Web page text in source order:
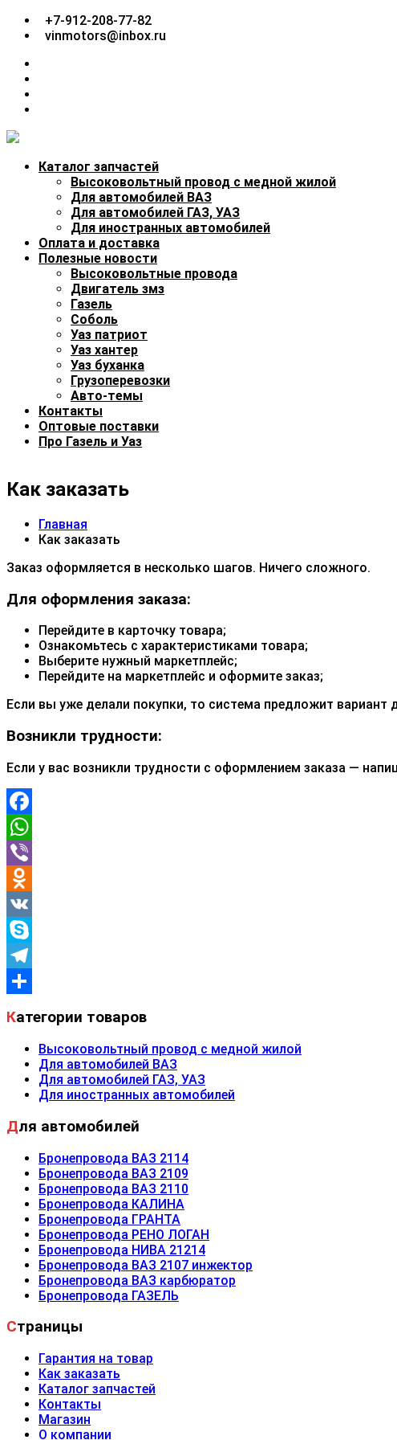
Перейти+7-912-208-77-82
vinmotors@inbox.ru
Каталог запчастей
Высоковольтный провод с медной жилой
Для автомобилей ВАЗ
Для автомобилей ГАЗ, УАЗ
Для иностранных автомобилей
Оплата и доставка
Полезные новости
Высоковольтные провода
Двигатель змз
Газель
Соболь
Уаз патриот
Уаз хантер
Уаз буханка
Грузоперевозки
Авто-темы
Контакты
Оптовые поставки
Про Газель и Уаз
Как заказать
Главная
Как заказать
Заказ оформляется в несколько шагов. Ничего сложного.
Для оформления заказа:
Перейдите в карточку товара;
Ознакомьтесь с характеристиками товара;
Выберите нужный маркетплейс;
Перейдите на маркетплейс и оформите заказ;
Если вы уже делали покупки, то система предложит
Возникли трудности:
Если у вас возникли трудности с оформлением заказа —
Facebook
WhatsApp
Viber
Odnoklassniki
VK
Skype
Telegram
Категории товаров
Высоковольтный провод с медной жилой
Для автомобилей ВАЗ
Для автомобилей ГАЗ, УАЗ
Для иностранных автомобилей
Для автомобилей
Бронепровода ВАЗ 2114
Бронепровода ВАЗ 2109
Бронепровода ВАЗ 2110
Бронепровода КАЛИНА
Бронепровода ГРАНТА
Бронепровода РЕНО ЛОГАН
Бронепровода НИВА 21214
Бронепровода ВАЗ 2107 инжектор
Бронепровода ВАЗ карбюратор
Бронепровода ГАЗЕЛЬ
Страницы
Гарантия на товар
Как заказать
Каталог запчастей
Контакты
Магазин
О компании